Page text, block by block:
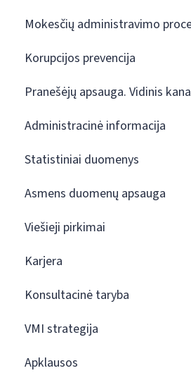
Mokesčių administravimo
Korupcijos prevencija
Pranešėjų apsauga. Vidinis
Administracinė informacija
Statistiniai duomenys
Asmens duomenų apsauga
Viešieji pirkimai
Karjera
Konsultacinė taryba
VMI strategija
Apklausos